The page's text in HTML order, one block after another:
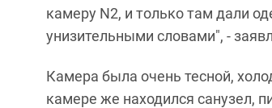
камеру N2, и только там дали
унизительными словами", -
Камера была очень тесной,
камере же находился санузел,